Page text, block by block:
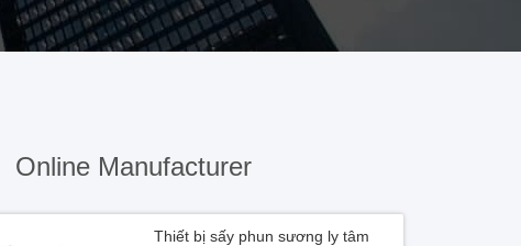
Online Manufacturer
Thiết bị sấy phun sương ly tâm